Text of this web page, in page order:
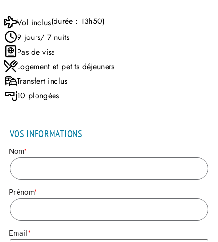
Vol inclus(durée : 13h50)
9 jours/ 7 nuits
Pas de visa
Logement et petits déjeuners
Transfert inclus
10 plongées
VOS INFORMATIONS
Nom*
Prénom*
Email*